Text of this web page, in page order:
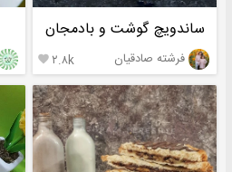
ساندویچ گوشت و بادمجان
فرشته صادقیان ۲.۸k 